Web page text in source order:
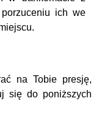
ich we
na Tobie presję,
się do poniższych